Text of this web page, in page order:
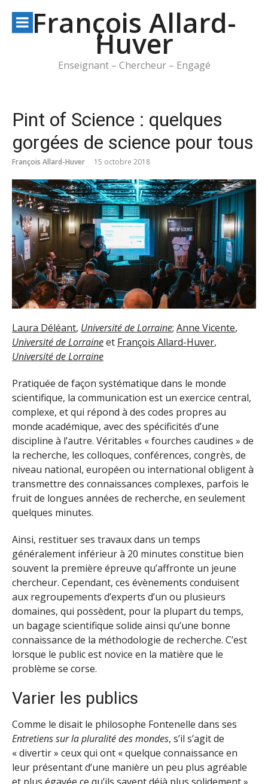
contenuFrançois Allard-
Huver
Enseignant – Chercheur – Engagé
Pint of Science : quelques
gorgées de science pour tous
François Allard-Huver 15 octobre 2018
Laura Déléant, Université de Lorraine; Anne Vicente,
Université de Lorraineet François Allard-Huver,
Université de Lorraine
Pratiquée de façon systématique dans le monde
scientifique, la communication est un exercice central,
complexe, et qui répond à des codes propres au
monde académique, avec des spécificités d’une
discipline à l’autre. Véritables « fourches caudines » de
la recherche, les colloques, conférences, congrès, de
niveau national, européen ou international obligent à
transmettre des connaissances complexes, parfois le
fruit de longues années de recherche, en seulement
quelques minutes.
Ainsi, restituer ses travaux dans un temps
généralement inférieur à 20 minutes constitue bien
souvent la première épreuve qu’affronte un jeune
chercheur. Cependant, ces évènements conduisent
aux regroupements d’experts d’un ou plusieurs
domaines, qui possèdent, pour la plupart du temps,
un bagage scientifique solide ainsi qu’une bonne
connaissance de la méthodologie de recherche. C’est
lorsque le public est novice en la matière que le
problème se corse.
Varier les publics
Comme le disait le philosophe Fontenelle dans ses
Entretiens sur la pluralité des mondes, s’il s’agit de
« divertir » ceux qui ont « quelque connaissance en
leur présentant d’une manière un peu plus agréable